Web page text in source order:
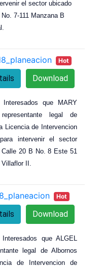
el sector ubicado
7-111 Manzana B
Hot
Download
que MARY
legal de
Licencia de Intervencion
intervenir el sector
20 B No. 8 Este 51
II.
Hot
Download
que ALGEL
legal de Albornos
de Intervencion de